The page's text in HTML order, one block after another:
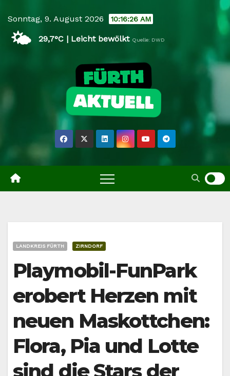
content
Sonntag, 9. August 2026 10:16:27 AM
🌤️ 29,7°C | Leicht bewölkt Quelle: DWD
LANDKREIS FÜRTH ZIRNDORF
Playmobil-FunPark
erobert Herzen mit
neuen Maskottchen:
Flora, Pia und Lotte